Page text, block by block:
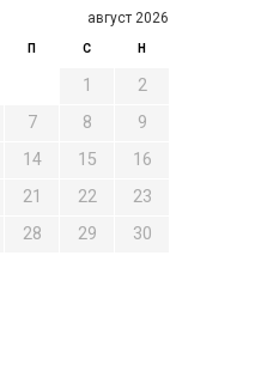
август 2026
П С Н
1
2
7 8
9
14 15
16
21 22
23
28 29
30